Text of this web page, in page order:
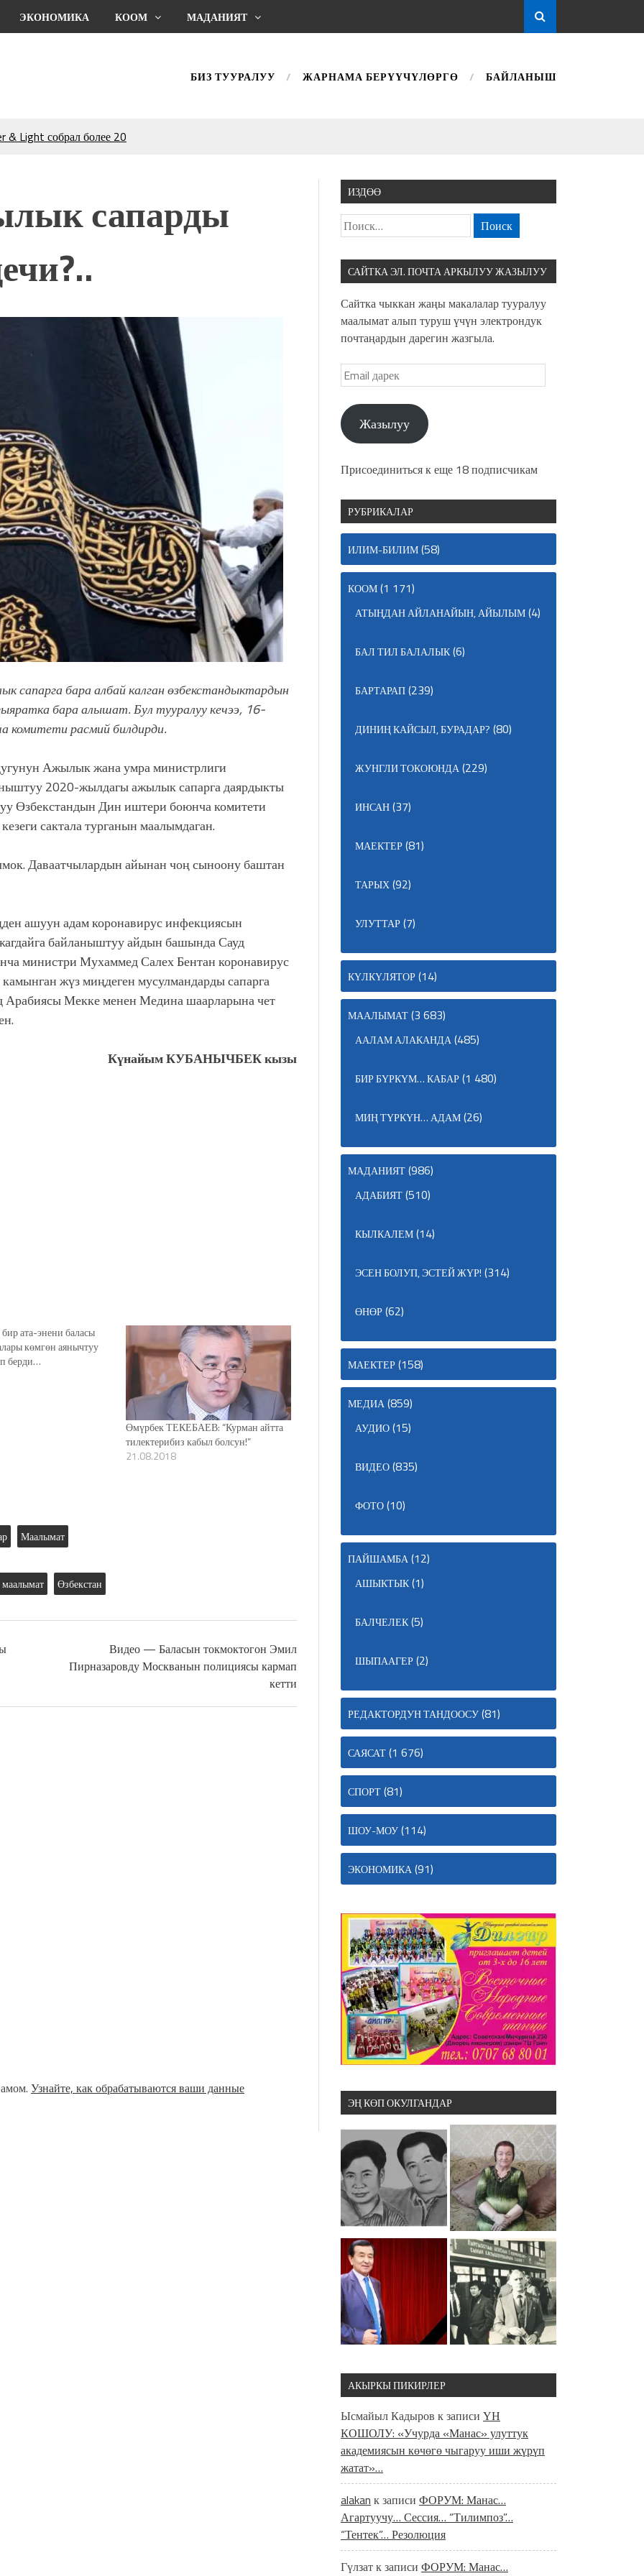
ЭКОНОМИКА КООМ МАДАНИЯТ
БИЗ ТУУРАЛУУ ЖАРНАМА БЕРҮҮЧҮЛӨРГӨ БАЙЛАНЫШ
& Light собрал более 20
ЖУСУП
шоу
Central Park
союзунун
сыймык жана чоң
адабият алпы чыгыш
Мээрим Мураталиева
Видео)
Тоо” журналынын
Видео)
ТҮБӨЛҮК СИМВОЛУ
фонтанды көрүү үчүн
чогулду
сапарды
сапарга бара албай калган өзбекстандыктардын
бара алышат. Бул тууралуу кечээ, 16-
комитети расмий билдирди.
Ажылык жана умра министрлиги
2020-жылдагы ажылык сапарга даярдыкты
Өзбекстандын Дин иштери боюнча комитети
сактала турганын маалымдаган.
Даваатчылардын айынан чоң сыноону баштан
ашуун адам коронавирус инфекциясын
байланыштуу айдын башында Сауд
министри Мухаммед Салех Бентан коронавирус
жүз миңдеген мусулмандарды сапарга
Арабиясы Мекке менен Медина шаарларына чет
Күнайым КУБАНЫЧБЕК кызы
ата-энени баласы
көмгөн аянычтуу
берди…
Өмүрбек ТЕКЕБАЕВ: “Курман айтта
тилектерибиз кабыл болсун!”
21.08.2018
Маалымат
маалымат Өзбекстан
Видео — Баласын токмоктогон Эмил
Пирназаровду Москванын полициясы кармап
кетти
Узнайте, как обрабатываются ваши данные
ИЗДӨӨ
САЙТКА ЭЛ. ПОЧТА АРКЫЛУУ ЖАЗЫЛУУ
Сайтка чыккан жаңы макалалар тууралуу
маалымат алып туруш үчүн электрондук
почтаңардын дарегин жазгыла.
Жазылуу
Присоединиться к еще 18 подписчикам
РУБРИКАЛАР
ИЛИМ-БИЛИМ(58)
КООМ(1 171)
АТЫҢДАН АЙЛАНАЙЫН, АЙЫЛЫМ(4)
БАЛ ТИЛ БАЛАЛЫК(6)
БАРТАРАП(239)
ДИНИҢ КАЙСЫЛ, БУРАДАР? (80)
ЖУНГЛИ ТОКОЮНДА(229)
ИНСАН(37)
МАЕКТЕР(81)
ТАРЫХ(92)
УЛУТТАР(7)
КҮЛКҮЛЯТОР(14)
МААЛЫМАТ(3 683)
ААЛАМ АЛАКАНДА(485)
БИР БҮРКҮМ… КАБАР(1 480)
МИҢ ТҮРКҮН… АДАМ(26)
МАДАНИЯТ(986)
АДАБИЯТ(510)
КЫЛКАЛЕМ(14)
ЭСЕН БОЛУП, ЭСТЕЙ ЖҮР! (314)
ӨНӨР(62)
МАЕКТЕР(158)
МЕДИА(859)
АУДИО(15)
ВИДЕО(835)
ФОТО(10)
ПАЙШАМБА(12)
АШЫКТЫК(1)
БАЛЧЕЛЕК(5)
ШЫПААГЕР(2)
РЕДАКТОРДУН ТАНДООСУ(81)
САЯСАТ(1 676)
СПОРТ(81)
ШОУ-МОУ(114)
ЭКОНОМИКА(91)
ЭҢ КӨП ОКУЛГАНДАР
АКЫРКЫ ПИКИРЛЕР
Ысмайыл Кадыров к записи ҮН
КОШОЛУ: «Учурда «Манас» улуттук
академиясын көчөгө чыгаруу иши жүрүп
жатат»…
alakan к записи ФОРУМ: Манас…
Агартуучу… Сессия… “Тилимпоз”…
“Тентек”… Резолюция
Гүлзатк записи ФОРУМ: Манас…